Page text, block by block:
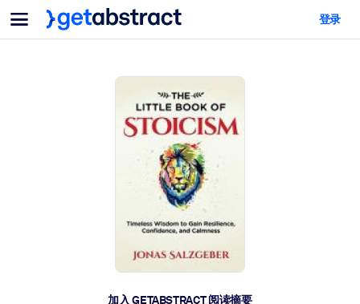
菜单
面向团队与管理者
为您的员工配备关键的人工智能技能。
帮助您的管理者为未来的工作时代做好准备。
让团队更轻松地共同学习、解决实际问题并更快采取行动。
培养您的员工应对未来挑战所需的技能。
面向人工智能系统
登录
加入 GETABSTRACT 阅读摘要